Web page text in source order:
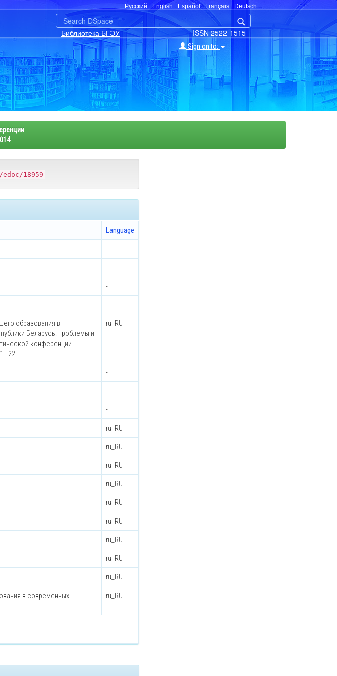
Русский English Español Français Deutsch
ISSN 2522-1515
Библиотека БГЭУ
Sign on to:
18959
Language
-
-
-
-
образования в
Беларусь: проблемы и
конференции
- 22.
ru_RU
-
-
-
ru_RU
ru_RU
ru_RU
ru_RU
ru_RU
ru_RU
ru_RU
ru_RU
ru_RU
в современных
ru_RU